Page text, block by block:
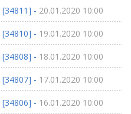
[34811] - 20.01.2020 10:00
[34810] - 19.01.2020 10:00
[34808] - 18.01.2020 10:00
[34807] - 17.01.2020 10:00
[34806] - 16.01.2020 10:00